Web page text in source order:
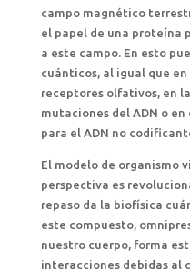
campo magnético
el papel de una proteína
a este campo. En esto
cuánticos, al igual que
receptores olfativos, en
mutaciones del ADN o
para el ADN no
El modelo de organismo
perspectiva es
repaso da la biofísica
este compuesto,
nuestro cuerpo, forma
interacciones debidas al